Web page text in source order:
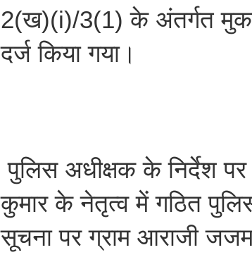
2(ख)(i)/3(1) के अंतर्गत
दर्ज किया गया।
पुलिस अधीक्षक के निर्देश पर
कुमार के नेतृत्व में गठित
सूचना पर ग्राम आराजी